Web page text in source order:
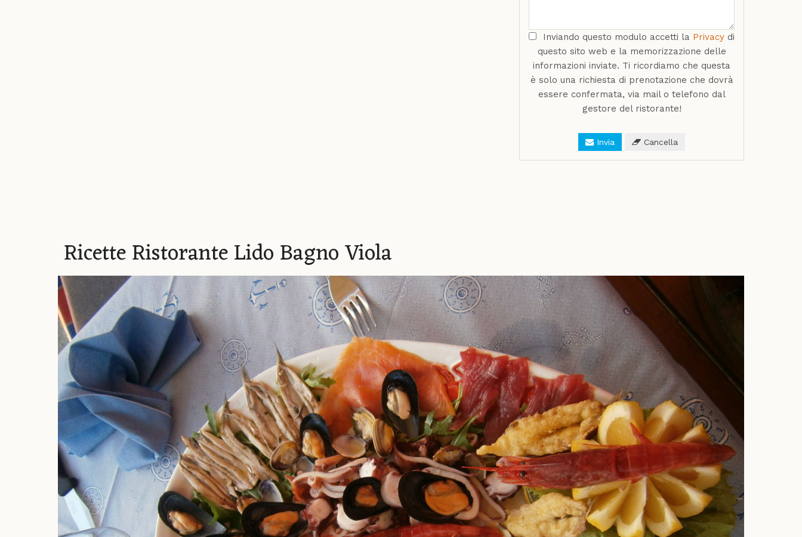
Inviando questo modulo accetti la Privacydi
questo sito web e la memorizzazione delle
informazioni inviate. Ti ricordiamo che questa
è solo una richiesta di prenotazione che dovrà
essere confermata, via mail o telefono dal
gestore del ristorante!
Invia Cancella
Ricette Ristorante Lido Bagno Viola